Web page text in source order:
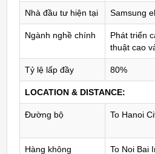
Nhà đầu tư hiện tại Samsung
Ngành nghề chính
Phát triển
thuật cao
Tỷ lệ lấp đầy 80%
LOCATION & DISTANCE:
Đường bộ To Hanoi
Hàng không To Noi Bai